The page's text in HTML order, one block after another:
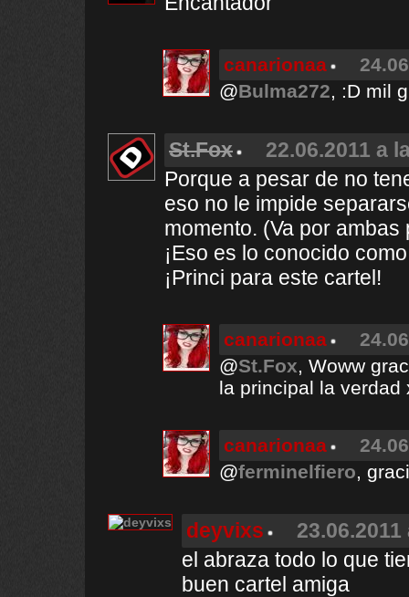
canarionaa
@Bulma272, :D mil
St.Fox
22.06.2011 a
Porque a pesar de no
eso no le impide
momento. (Va por ambas
¡Eso es lo conocido
¡Princi para este cartel!
canarionaa
@St.Fox, Woww
la principal la verdad
canarionaa
@ferminelfiero,
deyvixs
el abraza todo lo que
buen cartel amiga